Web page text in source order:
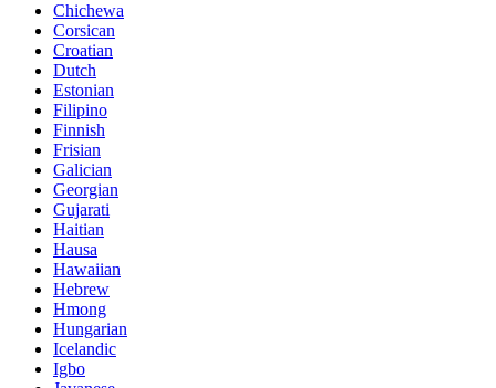
Chichewa
Corsican
Croatian
Dutch
Estonian
Filipino
Finnish
Frisian
Galician
Georgian
Gujarati
Haitian
Hausa
Hawaiian
Hebrew
Hmong
Hungarian
Icelandic
Igbo